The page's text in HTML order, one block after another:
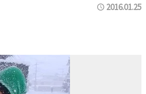
2016.01.25